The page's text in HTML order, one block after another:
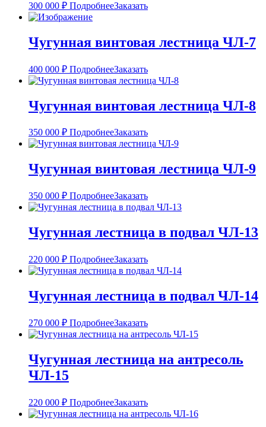
300 000 ₽ ПодробнееЗаказать
Чугунная винтовая лестница ЧЛ-7
400 000 ₽ ПодробнееЗаказать
Чугунная винтовая лестница ЧЛ-8
350 000 ₽ ПодробнееЗаказать
Чугунная винтовая лестница ЧЛ-9
350 000 ₽ ПодробнееЗаказать
Чугунная лестница в подвал ЧЛ-13
220 000 ₽ ПодробнееЗаказать
Чугунная лестница в подвал ЧЛ-14
270 000 ₽ ПодробнееЗаказать
Чугунная лестница на антресоль
ЧЛ-15
220 000 ₽ ПодробнееЗаказать